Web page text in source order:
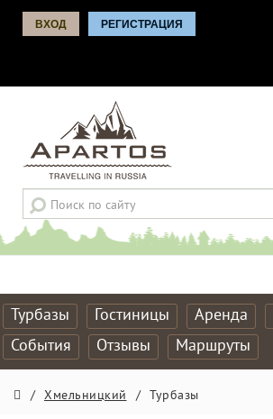
ВХОД РЕГИСТРАЦИЯ
Турбазы Гостиницы Аренда
События
Отзывы Маршруты
/ Хмельницкий / Турбазы